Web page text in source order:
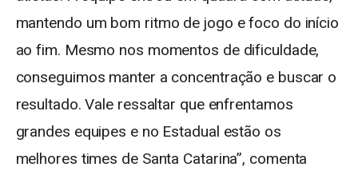
mantendo um bom ritmo de jogo e foco do início
ao fim. Mesmo nos momentos de dificuldade,
conseguimos manter a concentração e buscar o
resultado. Vale ressaltar que enfrentamos
grandes equipes e no Estadual estão os
melhores times de Santa Catarina”, comenta